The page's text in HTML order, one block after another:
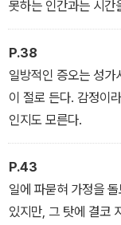
직 피해자의 검지를 가
난항에 빠지고, 범인
멈추지 않는데….
단서를 전혀 남기지
추리력으로 진범의 족
는 선과 악의 갈림길
들에게 남아 있는 최후
못하는 인간과는 시간
P.38
일방적인 증오는 성
이 절로 든다. 감정이
인지도 모른다.
P.43
일에 파묻혀 가정을
있지만, 그 탓에 결코